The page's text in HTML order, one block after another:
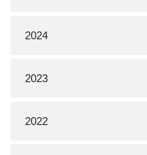
2024
2023
2022